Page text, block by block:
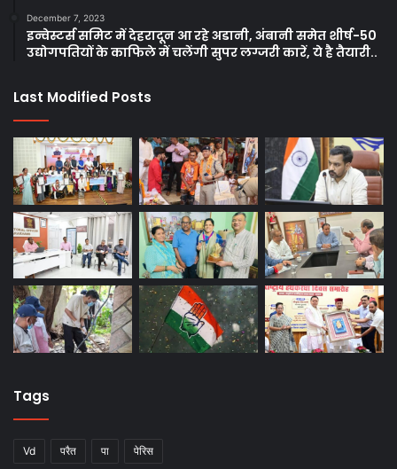
December 7, 2023
इन्वेस्टर्स समिट में देहरादून आ रहे अडानी, अंबानी समेत शीर्ष-50
उद्योगपतियों के काफिले में चलेंगी सुपर लग्जरी कारें, ये है तैयारी..
Last Modified Posts
Tags
Vd परैत पा पेरिस